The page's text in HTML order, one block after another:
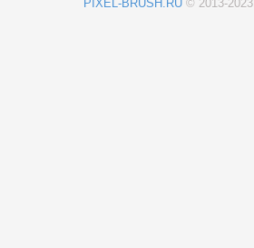
PIXEL-BRUSH.RU © 2013-